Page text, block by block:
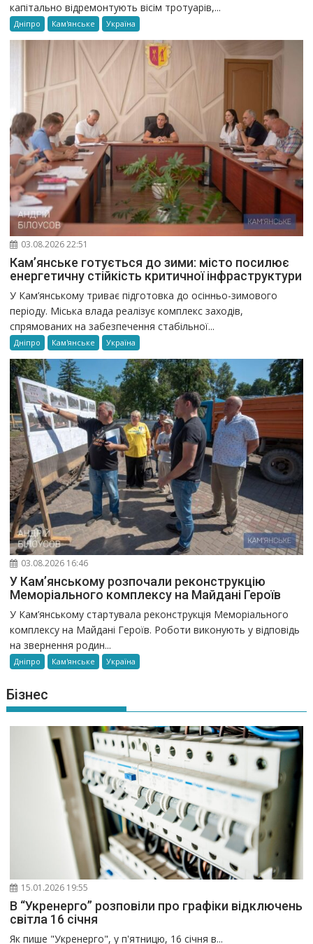
капітально відремонтують вісім тротуарів,...
Дніпро Кам'янське Україна
03.08.2026 22:51
Кам’янське готується до зими: місто посилює
енергетичну стійкість критичної інфраструктури
У Кам’янському триває підготовка до осінньо-зимового
періоду. Міська влада реалізує комплекс заходів,
спрямованих на забезпечення стабільної...
Дніпро Кам'янське Україна
03.08.2026 16:46
У Кам’янському розпочали реконструкцію
Меморіального комплексу на Майдані Героїв
У Кам’янському стартувала реконструкція Меморіального
комплексу на Майдані Героїв. Роботи виконують у відповідь
на звернення родин...
Дніпро Кам'янське Україна
Бізнес
15.01.2026 19:55
В “Укренерго” розповіли про графіки відключень
світла 16 січня
Як пише "Укренерго", у п'ятницю, 16 січня в...